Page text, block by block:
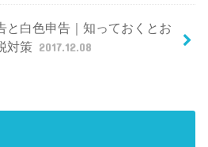
と白色申告｜知っておくとお
対策 2017.12.08